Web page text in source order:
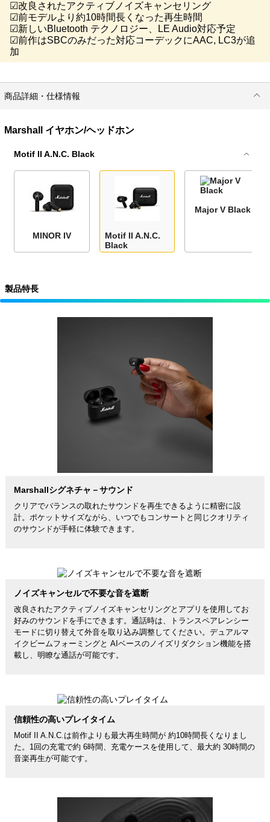
☑改良されたアクティブノイズキャンセリング
☑前モデルより約10時間長くなった再生時間
☑新しいBluetooth テクノロジー、LE Audio対応予定
☑前作はSBCのみだった対応コーデックにAAC, LC3が追
加
商品詳細・仕様情報
Marshall イヤホン/ヘッドホン
Motif II A.N.C. Black
MINOR IV
Motif II A.N.C.
Black
Major V Black
製品特長
Marshallシグネチャ－サウンド
クリアでバランスの取れたサウンドを再生できるように精密に設
計。ポケットサイズながら、いつでもコンサートと同じクオリティ
のサウンドが手軽に体験できます。
ノイズキャンセルで不要な音を遮断
改良されたアクティブノイズキャンセリングとアプリを使用してお
好みのサウンドを手にできます。通話時は、トランスペアレンシー
モードに切り替えて外音を取り込み調整してください。デュアルマ
イクビームフォーミングと AIベースのノイズリダクション機能を搭
載し、明瞭な通話が可能です。
信頼性の高いプレイタイム
Motif II A.N.C.は前作よりも最大再生時間が 約10時間長くなりまし
た。1回の充電で約 6時間、充電ケースを使用して、最大約 30時間の
音楽再生が可能です。